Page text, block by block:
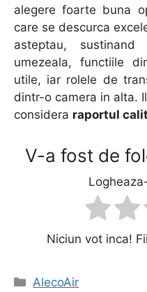
alegere foarte buna
care se descurca
asteptau,
umezeala, functiile
utile, iar rolele de
dintr-o camera in alta.
considera raportul
V-a fost de
Niciun vot inca!
Categorii
AlecoAir